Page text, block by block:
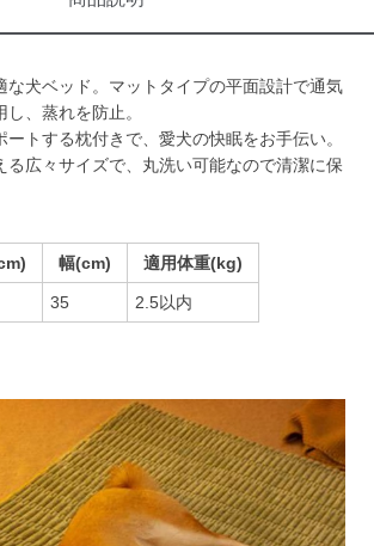
な犬ベッド。マットタイプの平面設計で通気
、蒸れを防止。
トする枕付きで、愛犬の快眠をお手伝い。
る広々サイズで、丸洗い可能なので清潔に保
幅(cm) 適用体重(kg)
35 2.5以内